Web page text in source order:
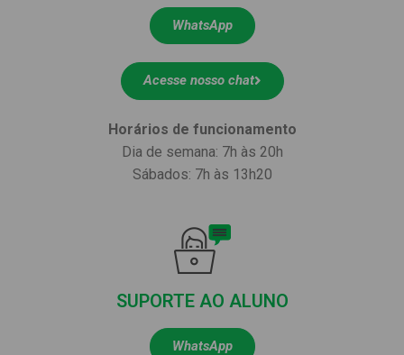
WhatsApp
Acesse nosso chat
Horários de funcionamento
Dia de semana: 7h às 20h
Sábados: 7h às 13h20
SUPORTE AO ALUNO
WhatsApp